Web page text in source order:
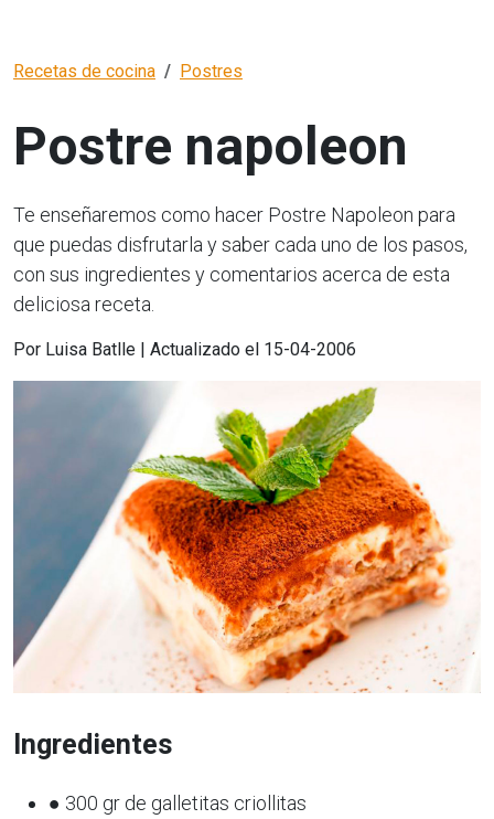
Recetas de cocina Postres
Postre napoleon
Te enseñaremos como hacer Postre Napoleon para
que puedas disfrutarla y saber cada uno de los pasos,
con sus ingredientes y comentarios acerca de esta
deliciosa receta.
Por Luisa Batlle | Actualizado el 15-04-2006
Ingredientes
● 300 gr de galletitas criollitas